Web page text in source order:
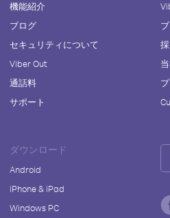
機能紹介
ブログ
セキュリティについて
Viber Out
通話料
サポート
ダウンロード
Android
iPhone & iPad
Windows PC